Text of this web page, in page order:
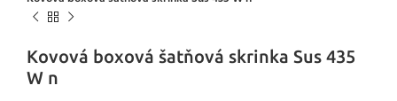
Kovová boxová šatňová skrinka Sus 435
W n